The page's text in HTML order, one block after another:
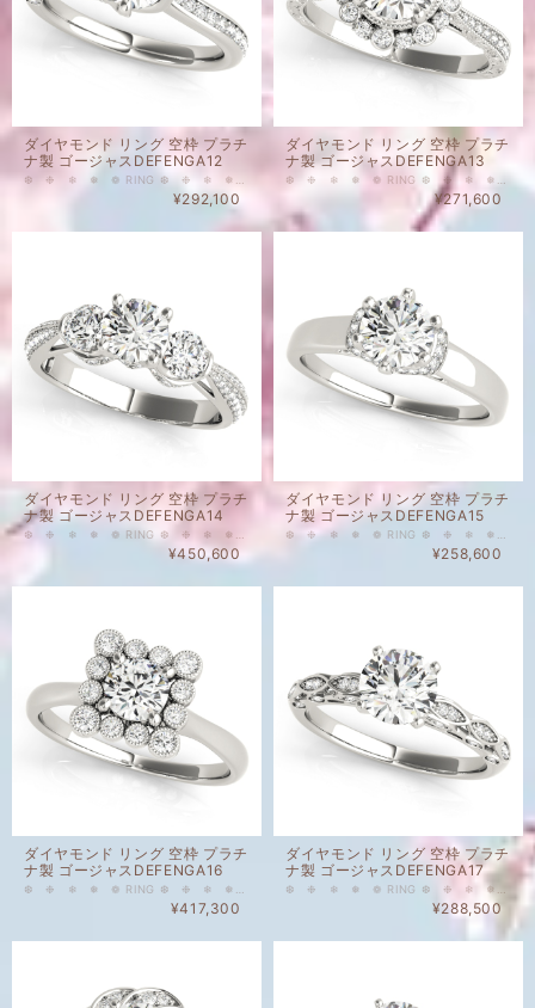
ダイヤモンド リング 空枠 プラチ
ナ製 ゴージャスDEFENGA12
¥292,100
ダイヤモンド リング 空枠 プラチ
ナ製 ゴージャスDEFENGA13
¥271,600
ダイヤモンド リング 空枠 プラチ
ナ製 ゴージャスDEFENGA14
¥450,600
ダイヤモンド リング 空枠 プラチ
ナ製 ゴージャスDEFENGA15
¥258,600
ダイヤモンド リング 空枠 プラチ
ナ製 ゴージャスDEFENGA16
¥417,300
ダイヤモンド リング 空枠 プラチ
ナ製 ゴージャスDEFENGA17
¥288,500